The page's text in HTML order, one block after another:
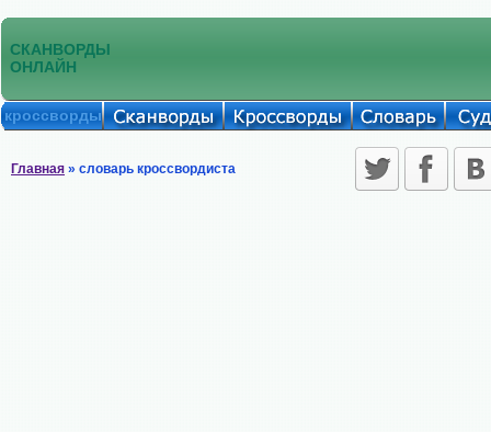
СКАНВОРДЫ
ОНЛАЙН
кроссворды
Главная » словарь кроссвордиста